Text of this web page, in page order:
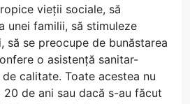
vieții sociale, să
unei familii, să stimuleze
să se preocupe de bunăstarea
o asistență sanitar-
calitate. Toate acestea nu
de ani sau dacă s-au făcut